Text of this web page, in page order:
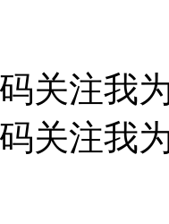
关注我
关注我